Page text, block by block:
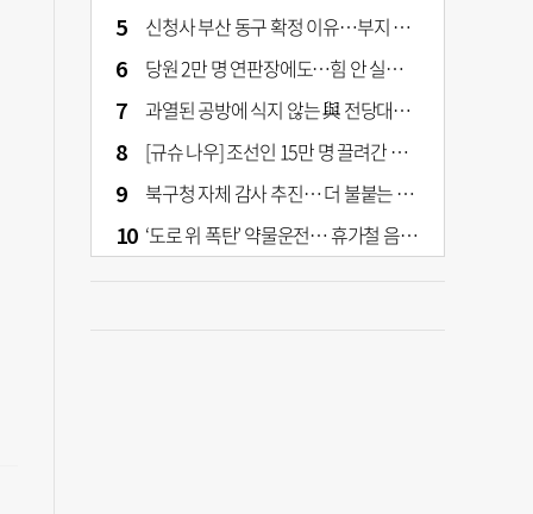
신청사 부산 동구 확정 이유…부지 용이성·접근성·집적 가능성이 운명 갈랐다 [해수부 북항 시대]
당원 2만 명 연판장에도…힘 안 실리는 ‘장동혁 사퇴’ 공세
과열된 공방에 식지 않는 與 전당대회… 호남·수도권 집중하는 후보들
[규슈 나우] 조선인 15만 명 끌려간 치쿠호 탄광… 대를 이은 진실 캐기
북구청 자체 감사 추진… 더 불붙는 북구 신청사 갈등
‘도로 위 폭탄’ 약물운전… 휴가철 음주와 병행 단속 [교통안전, 시민이 만든다]